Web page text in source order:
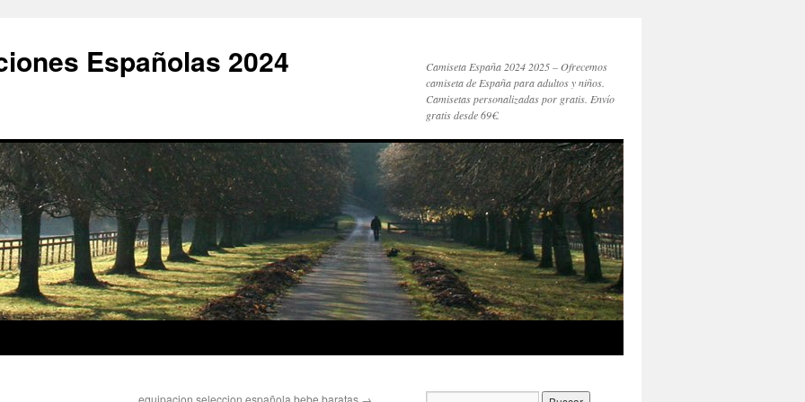
Españolas 2024
Camiseta España 2024 2025 – Ofrecemos
camiseta de España para adultos y niños.
Camisetas personalizadas por gratis. Envío
gratis desde 69€.
equipacion seleccion española bebe baratas →